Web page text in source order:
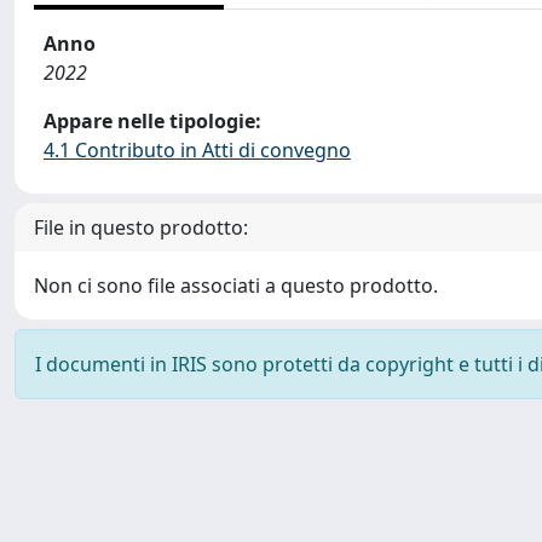
Anno
2022
Appare nelle tipologie:
4.1 Contributo in Atti di convegno
File in questo prodotto:
Non ci sono file associati a questo prodotto.
I documenti in IRIS sono protetti da copyright e tutti i